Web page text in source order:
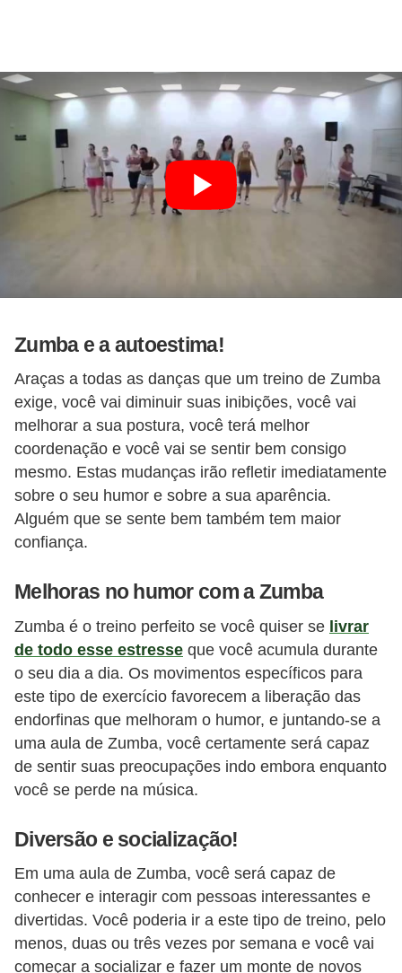
Zumba e a autoestima!
Araças a todas as danças que um treino de Zumba
exige, você vai diminuir suas inibições, você vai
melhorar a sua postura, você terá melhor
coordenação e você vai se sentir bem consigo
mesmo. Estas mudanças irão refletir imediatamente
sobre o seu humor e sobre a sua aparência.
Alguém que se sente bem também tem maior
confiança.
Melhoras no humor com a Zumba
Zumba é o treino perfeito se você quiser se livrar
de todo esse estresse que você acumula durante
o seu dia a dia. Os movimentos específicos para
este tipo de exercício favorecem a liberação das
endorfinas que melhoram o humor, e juntando-se a
uma aula de Zumba, você certamente será capaz
de sentir suas preocupações indo embora enquanto
você se perde na música.
Diversão e socialização!
Em uma aula de Zumba, você será capaz de
conhecer e interagir com pessoas interessantes e
divertidas. Você poderia ir a este tipo de treino, pelo
menos, duas ou três vezes por semana e você vai
começar a socializar e fazer um monte de novos